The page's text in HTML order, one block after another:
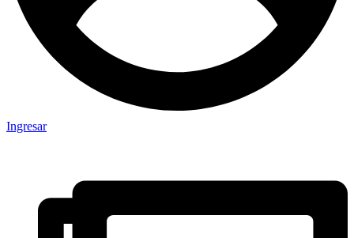
Ingresar